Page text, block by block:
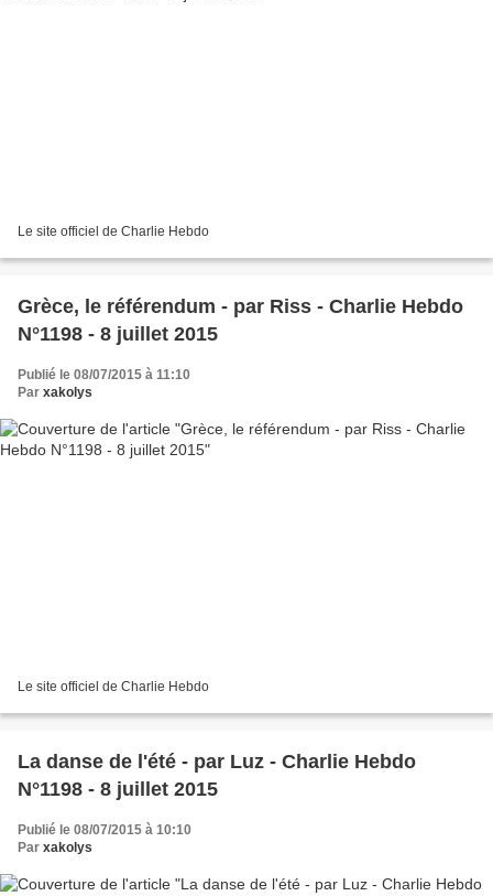
Le site officiel de Charlie Hebdo
Grèce, le référendum - par Riss - Charlie Hebdo
N°1198 - 8 juillet 2015
Publié le 08/07/2015 à 11:10
Par xakolys
Le site officiel de Charlie Hebdo
La danse de l'été - par Luz - Charlie Hebdo
N°1198 - 8 juillet 2015
Publié le 08/07/2015 à 10:10
Par xakolys